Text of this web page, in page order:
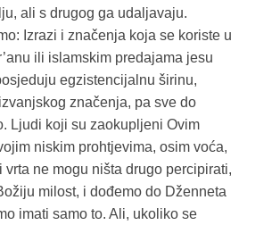
ali s drugog ga udaljavaju.
Izrazi i značenja koja se koriste u
ili islamskim predajama jesu
egzistencijalnu širinu,
značenja, pa sve do
Ljudi koji su zaokupljeni Ovim
niskim prohtjevima, osim voća,
vrta ne mogu ništa drugo percipirati,
milost, i dođemo do Dženneta
imati samo to. Ali, ukoliko se